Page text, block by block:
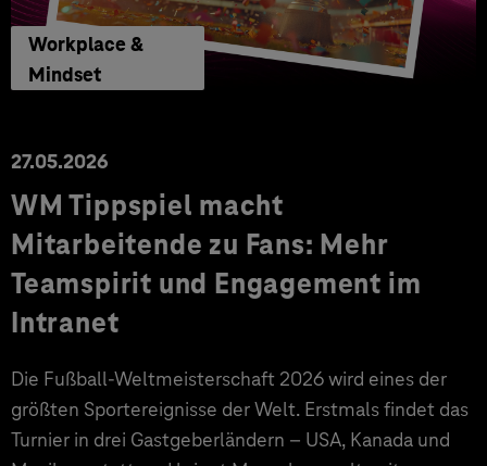
Workplace &
Mindset
27.05.2026
WM Tippspiel macht
Mitarbeitende zu Fans: Mehr
Teamspirit und Engagement im
Intranet
Die Fußball-Weltmeisterschaft 2026 wird eines der
größten Sportereignisse der Welt. Erstmals findet das
Turnier in drei Gastgeberländern – USA, Kanada und